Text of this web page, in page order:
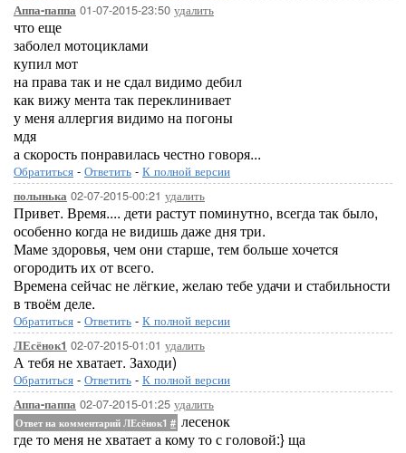
Аппа-паппа 01-07-2015-23:50 удалить
что еще
заболел мотоциклами
купил мот
на права так и не сдал видимо дебил
как вижу мента так переклинивает
у меня аллергия видимо на погоны
мдя
а скорость понравилась честно говоря...
Обратиться - Ответить - К полной версии
полынька 02-07-2015-00:21 удалить
Привет. Время.... дети растут поминутно, всегда так было,
особенно когда не видишь даже дня три.
Маме здоровья, чем они старше, тем больше хочется
огородить их от всего.
Времена сейчас не лёгкие, желаю тебе удачи и стабильности
в твоём деле.
Обратиться - Ответить - К полной версии
ЛЕсёнок1 02-07-2015-01:01 удалить
А тебя не хватает. Заходи)
Обратиться - Ответить - К полной версии
Аппа-паппа 02-07-2015-01:25 удалить
Ответ на комментарий ЛЕсёнок1 # лесенок
где то меня не хватает а кому то с головой:} ща